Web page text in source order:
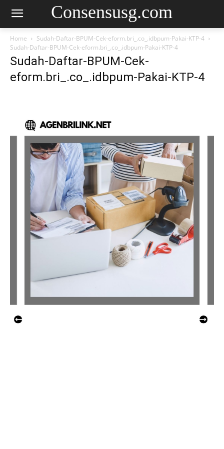
Consensusg.com
Home
Sudah-Daftar-BPUM-Cek-eform.bri_.co_.idbpum-Pakai-KTP-4
Sudah-Daftar-BPUM-Cek-eform.bri_.co_.idbpum-Pakai-KTP-4
Sudah-Daftar-BPUM-Cek-
eform.bri_.co_.idbpum-Pakai-KTP-4